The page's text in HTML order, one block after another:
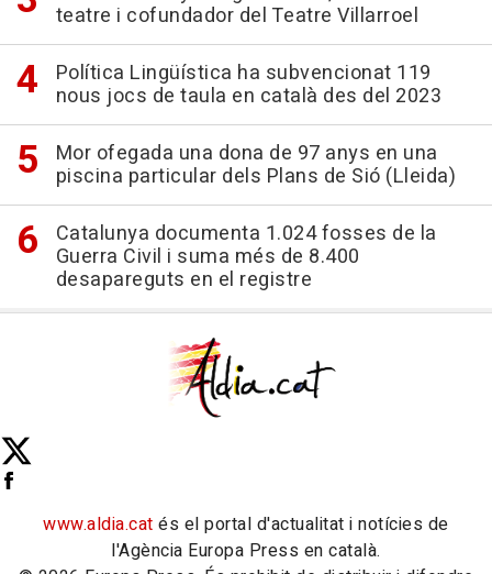
teatre i cofundador del Teatre Villarroel
Política Lingüística ha subvencionat 119
nous jocs de taula en català des del 2023
Mor ofegada una dona de 97 anys en una
piscina particular dels Plans de Sió (Lleida)
Catalunya documenta 1.024 fosses de la
Guerra Civil i suma més de 8.400
desapareguts en el registre
www.aldia.cat és el portal d'actualitat i notícies de
l'Agència Europa Press en català.